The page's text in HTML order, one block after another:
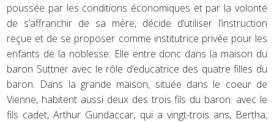
poussée par les conditions économiques et par la volonté
de s’affranchir de sa mère, décide d’utiliser l’instruction
reçue et de se proposer comme institutrice privée pour les
enfants de la noblesse. Elle entre donc dans la maison du
baron Suttner avec le rôle d’educatrice des quatre filles du
baron. Dans la grande maison, située dans le coeur de
Vienne, habitent aussi deux des trois fils du baron: avec le
fils cadet, Arthur Gundaccar, qui a vingt-trois ans, Bertha,